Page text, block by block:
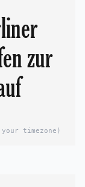
zur
timezone)